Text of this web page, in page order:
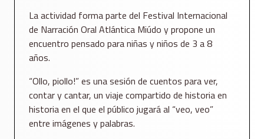
La actividad forma parte del Festival Internacional
de Narración Oral Atlántica Miúdo y propone un
encuentro pensado para niñas y niños de 3 a 8
años.
“Ollo, piollo!” es una sesión de cuentos para ver,
contar y cantar, un viaje compartido de historia en
historia en el que el público jugará al “veo, veo”
entre imágenes y palabras.